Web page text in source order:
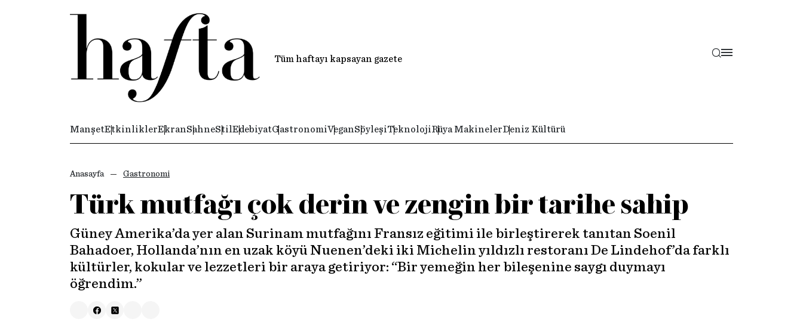
Tüm haftayı kapsayan gazete
ManşetEtkinliklerEkranSahneStil EdebiyatGastronomiVeganSöyleşiTeknolojiRüya MakinelerDeniz Kültürü
Anasayfa Gastronomi
Türk mutfağı çok derin ve zengin bir tarihe sahip
Güney Amerika’da yer alan Surinam mutfağını Fransız eğitimi ile birleştirerek tanıtan Soenil
Bahadoer, Hollanda’nın en uzak köyü Nuenen’deki iki Michelin yıldızlı restoranı De Lindehof’da farklı
kültürler, kokular ve lezzetleri bir araya getiriyor: “Bir yemeğin her bileşenine saygı duymayı
öğrendim.”